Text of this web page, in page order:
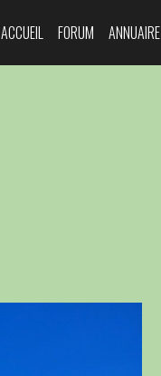
ACCUEIL FORUM ANNUAIRE